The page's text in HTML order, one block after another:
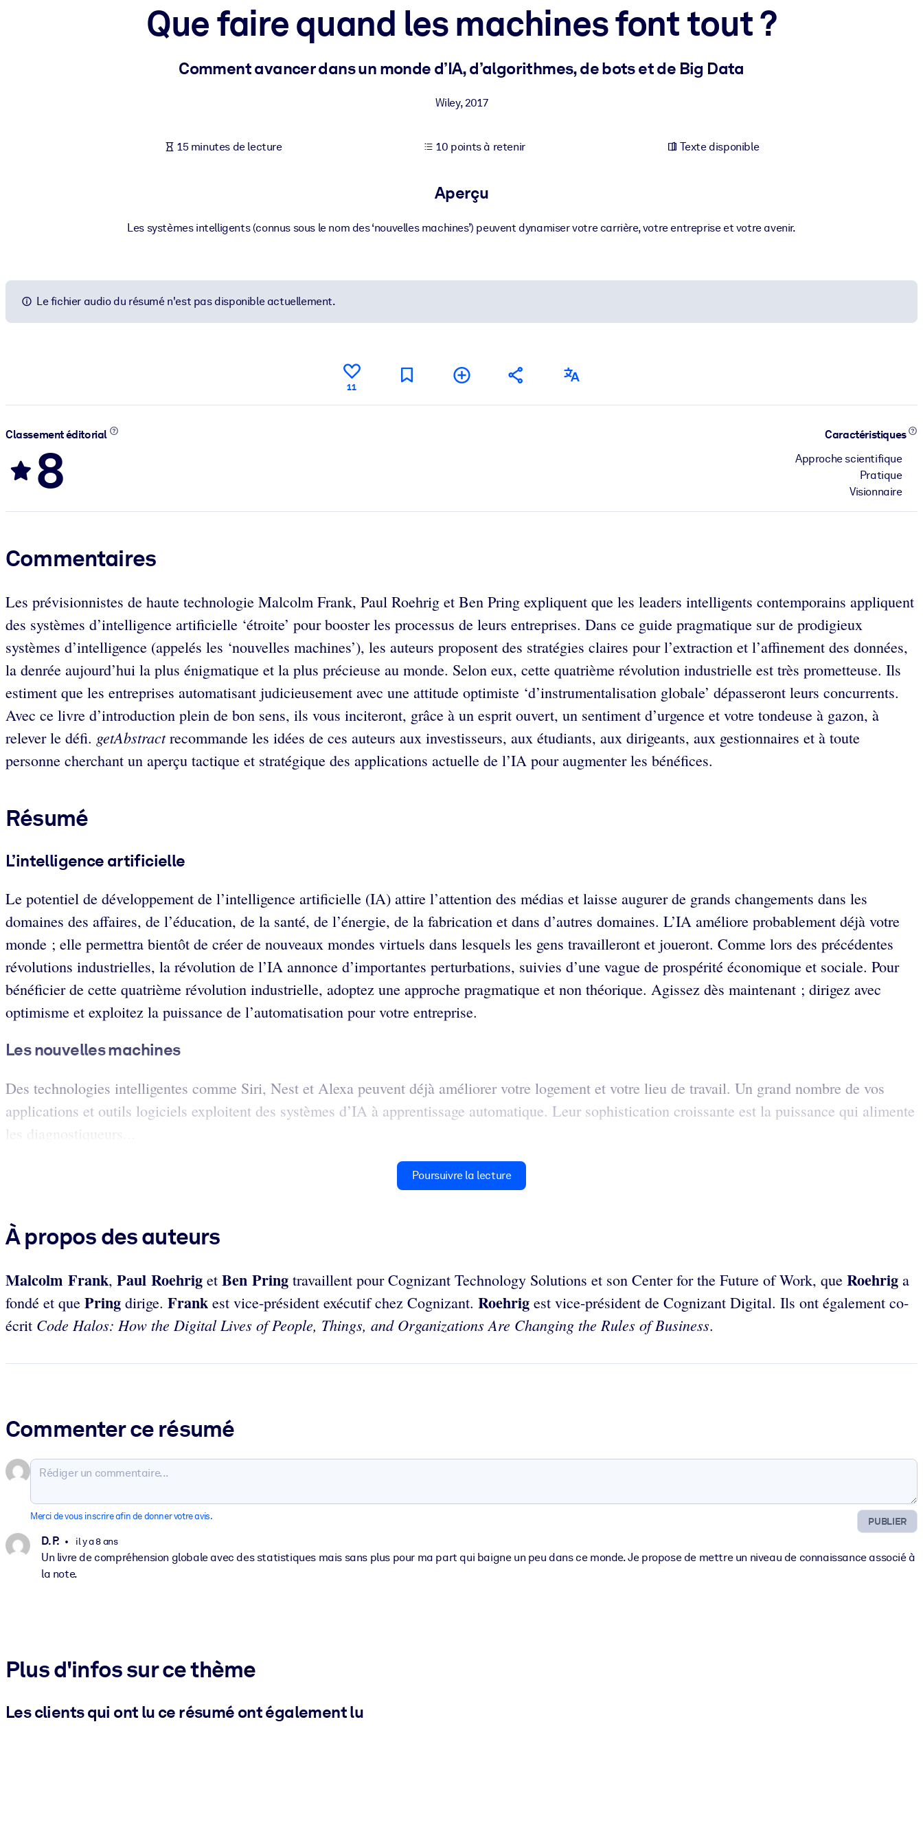
Enrichissez votre bibliothèque d'entreprise avec des connaissances commerciales fiables et prêtes à l'emploi.
Alimentez vos systèmes d'IA avec des connaissances fiables et structurées pour améliorer les résultats.
Que faire quand les machines font tout ?
Comment avancer dans un monde d’IA, d’algorithmes, de bots et de Big Data
Wiley,2017
15 minutes de lecture 10 points à retenir Texte disponible
Aperçu
Les systèmes intelligents (connus sous le nom des ‘nouvelles machines’) peuvent dynamiser votre carrière, votre entreprise et votre avenir.
Le fichier audio du résumé n'est pas disponible actuellement.
11
Classement éditorial
8
Caractéristiques
Approche scientifique
Pratique
Visionnaire
Commentaires
Les prévisionnistes de haute technologie Malcolm Frank, Paul Roehrig et Ben Pring expliquent que les leaders intelligents contemporains appliquent
des systèmes d’intelligence artificielle ‘étroite’ pour booster les processus de leurs entreprises. Dans ce guide pragmatique sur de prodigieux
systèmes d’intelligence (appelés les ‘nouvelles machines’), les auteurs proposent des stratégies claires pour l’extraction et l’affinement des données,
la denrée aujourd’hui la plus énigmatique et la plus précieuse au monde. Selon eux, cette quatrième révolution industrielle est très prometteuse. Ils
estiment que les entreprises automatisant judicieusement avec une attitude optimiste ‘d’instrumentalisation globale’ dépasseront leurs concurrents.
Avec ce livre d’introduction plein de bon sens, ils vous inciteront, grâce à un esprit ouvert, un sentiment d’urgence et votre tondeuse à gazon, à
relever le défi. getAbstractrecommande les idées de ces auteurs aux investisseurs, aux étudiants, aux dirigeants, aux gestionnaires et à toute
personne cherchant un aperçu tactique et stratégique des applications actuelle de l’IA pour augmenter les bénéfices.
Résumé
L’intelligence artificielle
Le potentiel de développement de l’intelligence artificielle (IA) attire l’attention des médias et laisse augurer de grands changements dans les
domaines des affaires, de l’éducation, de la santé, de l’énergie, de la fabrication et dans d’autres domaines. L’IA améliore probablement déjà votre
monde ; elle permettra bientôt de créer de nouveaux mondes virtuels dans lesquels les gens travailleront et joueront. Comme lors des précédentes
révolutions industrielles, la révolution de l’IA annonce d’importantes perturbations, suivies d’une vague de prospérité économique et sociale. Pour
bénéficier de cette quatrième révolution industrielle, adoptez une approche pragmatique et non théorique. Agissez dès maintenant ; dirigez avec
optimisme et exploitez la puissance de l’automatisation pour votre entreprise.
Les nouvelles machines
Des technologies intelligentes comme Siri, Nest et Alexa peuvent déjà améliorer votre logement et votre lieu de travail. Un grand nombre de vos
applications et outils logiciels exploitent des systèmes d’IA à apprentissage automatique. Leur sophistication croissante est la puissance qui alimente
les diagnostiqueurs...
Poursuivre la lecture
À propos des auteurs
Malcolm Frank, Paul Roehrig et Ben Pring travaillent pour Cognizant Technology Solutions et son Center for the Future of Work, que Roehrig a
fondé et que Pring dirige. Frank est vice-président exécutif chez Cognizant. Roehrig est vice-président de Cognizant Digital. Ils ont également co-
écrit Code Halos: How the Digital Lives of People, Things, and Organizations Are Changing the Rules of Business.
Commenter ce résumé
PUBLIER
Merci de vous inscrire afin de donner votre avis.
D. P. il y a 8 ans
Un livre de compréhension globale avec des statistiques mais sans plus pour ma part qui baigne un peu dans ce monde. Je propose de mettre un niveau de connaissance associé à
la note.
Plus d'infos sur ce thème
Les clients qui ont lu ce résumé ont également lu